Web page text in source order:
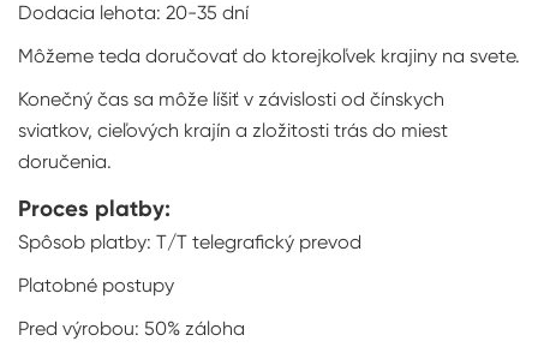
Dodacia lehota: 20-35 dní
Môžeme teda doručovať do ktorejkoľvek krajiny na svete.
Konečný čas sa môže líšiť v závislosti od čínskych
sviatkov, cieľových krajín a zložitosti trás do miest
doručenia.
Proces platby:
Spôsob platby: T/T telegrafický prevod
Platobné postupy
Pred výrobou: 50% záloha